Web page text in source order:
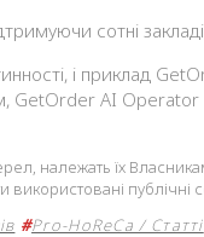
сотні
і приклад
AI
належать їх
публічні
#Pro-HoReCa / Статті